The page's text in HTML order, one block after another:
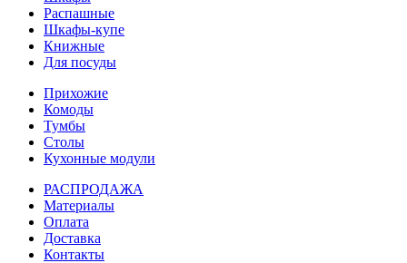
Распашные
Шкафы-купе
Книжные
Для посуды
Прихожие
Комоды
Тумбы
Столы
Кухонные модули
РАСПРОДАЖА
Материалы
Оплата
Доставка
Контакты